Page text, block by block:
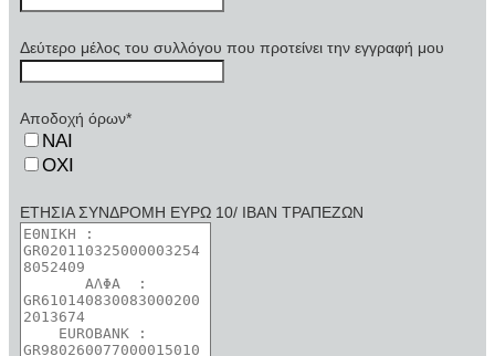
Δεύτερο μέλος του συλλόγου που προτείνει την εγγραφή μου
Αποδοχή όρων*
ΝΑΙ
ΟΧΙ
ΕΤΗΣΙΑ ΣΥΝΔΡΟΜΗ ΕΥΡΩ 10/ ΙΒΑΝ ΤΡΑΠΕΖΩΝ